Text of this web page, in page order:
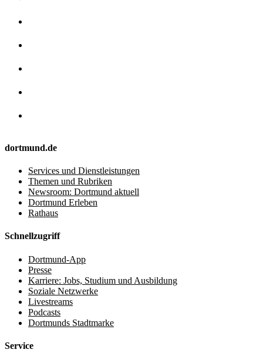
dortmund.de
Services und Dienstleistungen
Themen und Rubriken
Newsroom: Dortmund aktuell
Dortmund Erleben
Rathaus
Schnellzugriff
Dortmund-App
Presse
Karriere: Jobs, Studium und Ausbildung
Soziale Netzwerke
Livestreams
Podcasts
Dortmunds Stadtmarke
Service